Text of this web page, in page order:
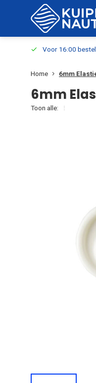
Voor 16:00
Home 6mm
6mm
Toon alle: